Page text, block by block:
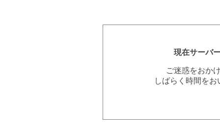
現在サーバ
ご迷惑をおか
しばらく時間を